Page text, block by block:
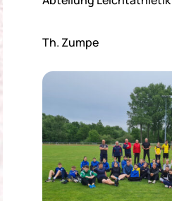
Th. Zumpe